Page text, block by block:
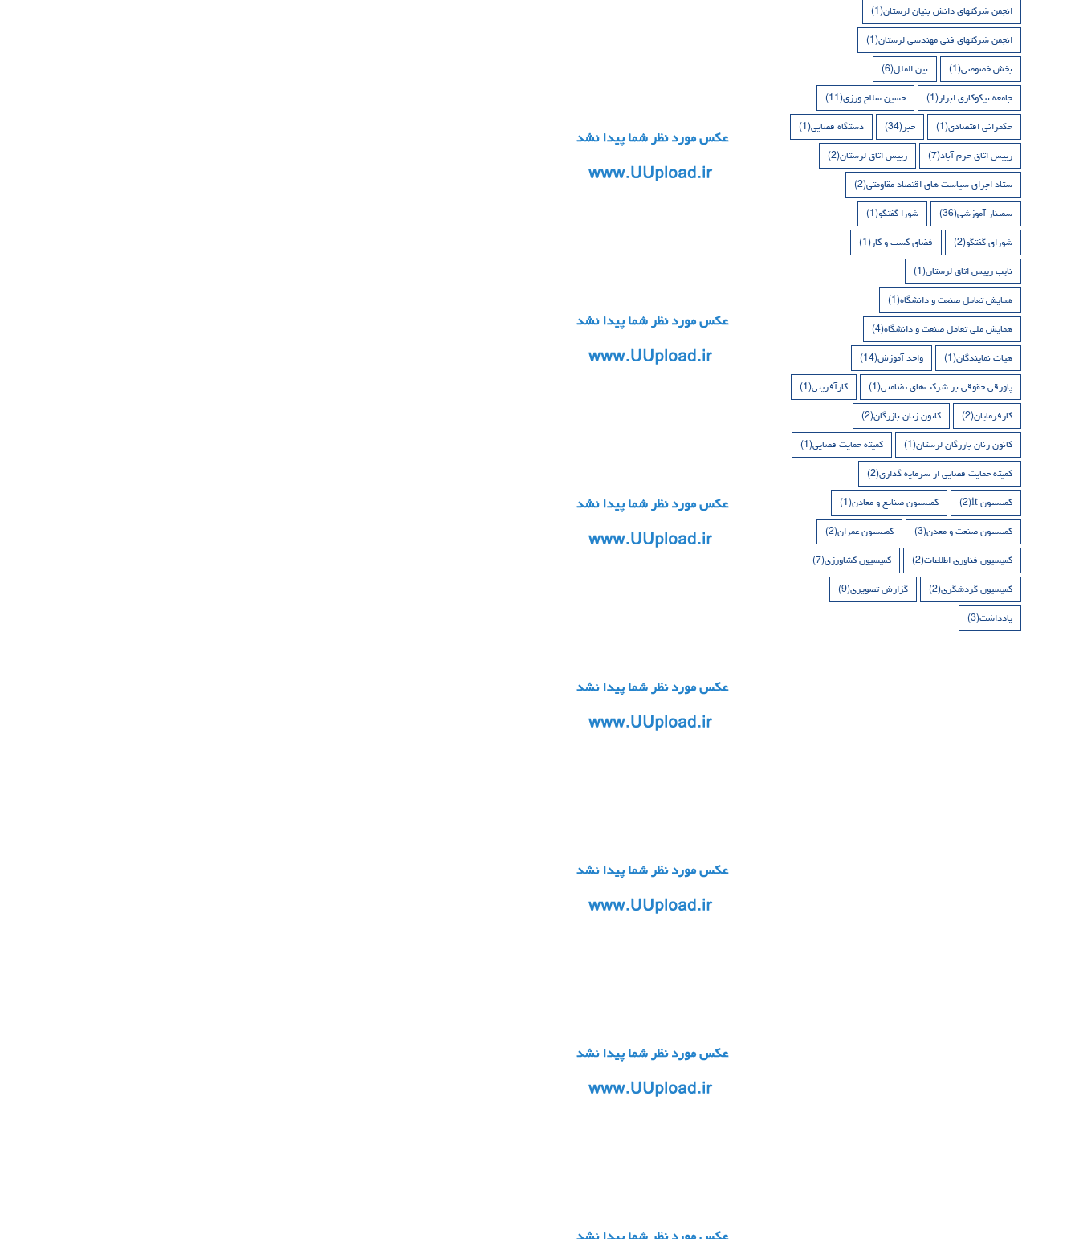
انجمن شرکتهای دانش بنیان لرستان(1)
انجمن شرکتهای فنی مهندسی لرستان(1)
بخش خصوصی(1) بین الملل(6)
جامعه نیکوکاری ابرار(1) حسین سلاح ورزی(11)
حکمرانی اقتصادی(1) خبر(34) دستگاه قضایی(1)
رییس اتاق خرم آباد(7) رییس اتاق لرستان(2)
ستاد اجرای سیاست های اقتصاد مقاومتی(2)
سمینار آموزشی(36) شورا گفتگو(1)
شورای گفتگو(2) فضای کسب و کار(1)
نایب رییس اتاق لرستان(1)
همایش تعامل صنعت و دانشگاه(1)
همایش ملی تعامل صنعت و دانشگاه(4)
هیات نمایندگان(1) واحد آموزش(14)
پاورقی حقوقی بر شرکت‌های تضامنی(1) کارآفرینی(1)
کارفرمایان(2) کانون زنان بازرگان(2)
کانون زنان بازرگان لرستان(1) کمیته حمایت قضایی(1)
کمیته حمایت قضایی از سرمایه گذاری(2)
کمیسیون it (2) کمیسیون صنایع و معادن(1)
کمیسیون صنعت و معدن(3) کمیسیون عمران(2)
کمیسیون فناوری اطلاعات(2) کمیسیون کشاورزی(7)
کمیسیون گردشگری(2) گزارش تصویری(9)
یادداشت(3)